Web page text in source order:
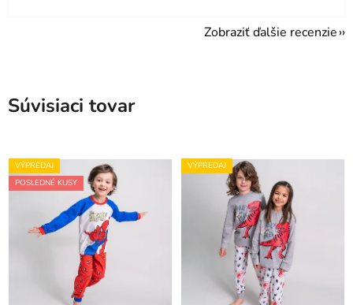
Zobraziť ďalšie recenzie
Súvisiaci tovar
VÝPREDAJ
POSLEDNÉ KUSY
VÝPREDAJ